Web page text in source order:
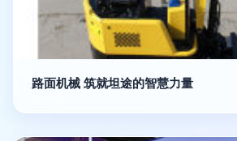
路面机械 筑就坦途的智慧力量